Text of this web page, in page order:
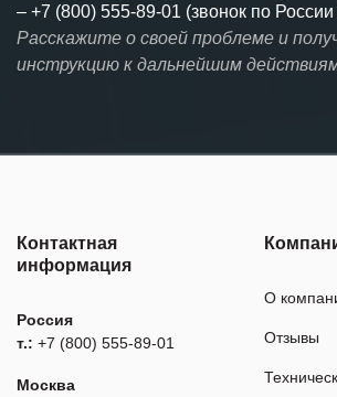
– +7 (800) 555-89-01 (звонок по
Расскажите о своей проблеме и
инструкцию к дальнейшим
Контактная
информация
Россия
т.: +7 (800) 555-89-01
Москва
О
Отзывы